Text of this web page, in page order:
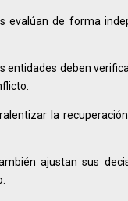
evalúan de forma
entidades deben
la
ajustan sus